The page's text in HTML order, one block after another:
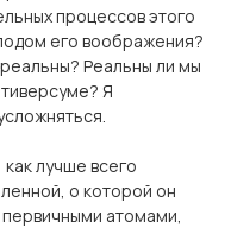
процессов этого
его воображения?
Реальны ли мы
Я
лучше всего
о которой он
атомами,